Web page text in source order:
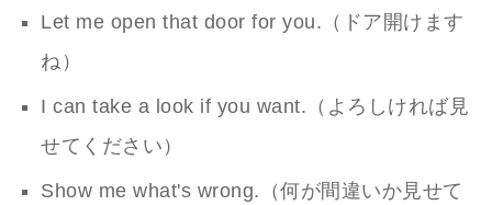
Let me open that door for you.（ドア開けます
ね）
I can take a look if you want.（よろしければ見
せてください）
Show me what's wrong.（何が間違いか見せて